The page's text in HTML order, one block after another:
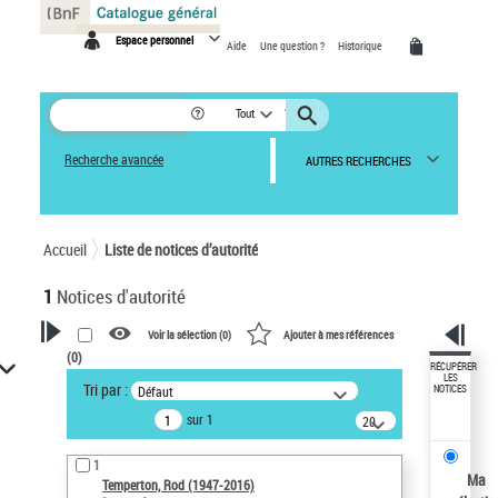
Espace personnel Aide Une question ? Historique
Tout
Recherche avancée AUTRES RECHERCHES
Accueil Liste de notices d’autorité
1 Notices d'autorité
VOTRE RECHERCHE
Recherche avancée dans les
notices d’autorité
Œuvres liées à l'auteur :
Temperton, Rod (1947-2016)
Voir la sélection (0) Ajouter à mes références
(0)
Tri par : Défaut
sur 1
20
résultats/page
1
Temperton, Rod (1947-2016)
RÉCUPÉRER
LES
NOTICES
Ma
Panneau de gestion des cookies